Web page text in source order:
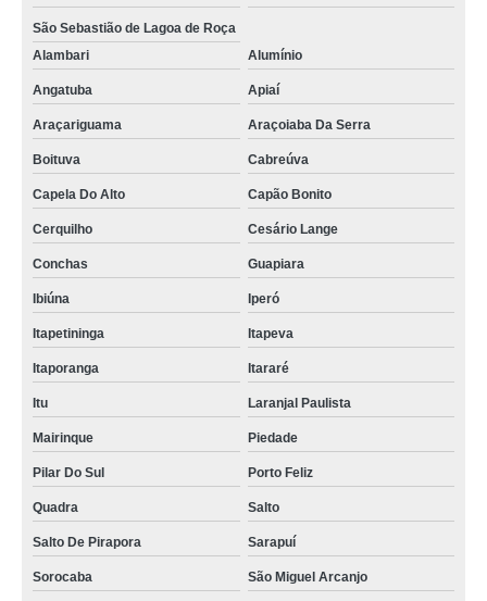
São Sebastião de Lagoa de Roça
Alambari
Alumínio
Angatuba Apiaí
Araçariguama Araçoiaba Da Serra
Boituva Cabreúva
Capela Do Alto Capão Bonito
Cerquilho Cesário Lange
Conchas Guapiara
Ibiúna Iperó
Itapetininga Itapeva
Itaporanga Itararé
Itu Laranjal Paulista
Mairinque Piedade
Pilar Do Sul Porto Feliz
Quadra Salto
Salto De Pirapora Sarapuí
Sorocaba São Miguel Arcanjo